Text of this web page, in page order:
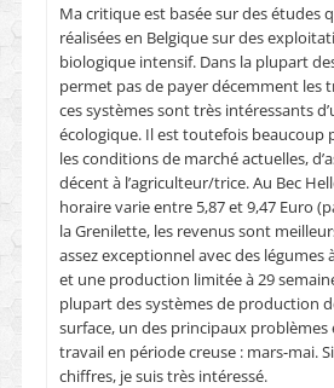
Ma critique est basée sur des études
réalisées en Belgique sur des
biologique intensif. Dans la plupart
permet pas de payer décemment les
ces systèmes sont très intéressants
écologique. Il est toutefois beaucoup
les conditions de marché actuelles,
décent à l’agriculteur/trice. Au Bec
horaire varie entre 5,87 et 9,47 Euro
la Grenilette, les revenus sont
assez exceptionnel avec des légumes
et une production limitée à 29
plupart des systèmes de production
surface, un des principaux problèmes
travail en période creuse : mars-mai.
chiffres, je suis très intéressé.